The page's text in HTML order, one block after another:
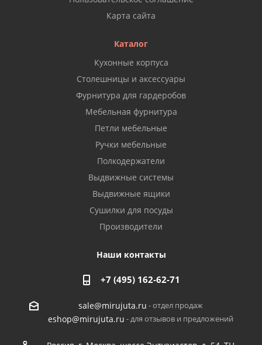
Карта сайта
Каталог
Кухонные корпуса
Столешницы и аксессуары
Фурнитура для гардеробов
Мебельная фурнитура
Петли мебельные
Ручки мебельные
Полкодержатели
Выдвижные системы
Выдвижные ящики
Сушилки для посуды
Производители
Наши контакты
+7 (495) 162-62-71
sale@mirujuta.ru - отдел продаж
eshop@mirujuta.ru - для отзывов и предложений